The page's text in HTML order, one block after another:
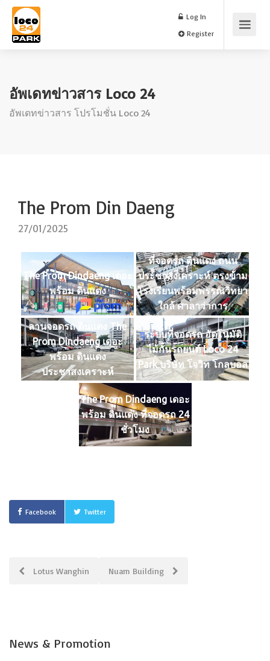
Log In
อัพเดทข่าวสาร Loco 24
อัพเดทข่าวสาร โปรโมชั่น Loco 24
The Prom Din Daeng
27/01/2025
The Prom Dindaeng เดอะ
พร้อม ดินแดง
ที่จอดรถ ดินแดง ถนน
ประชาสงเคราะห์ ตรงข้าม
โรงเรียนพร้อมพรรณวิทยา
ใกล้ ศาลาว่าการ
กรุงเทพมหานคร 2
ลานจอดรถ ดินแดง The
Prom Dindaeng เดอะ
พร้อม ดินแดง
ประชาสงเคราะห์
ระบบที่จอดรถ อัตโนมัติ
ไม้กั้นรถยนต์ Loco 24
Park บริษัท โจวิท โกลบอล
The Prom Dindaeng เดอะ
พร้อม ดินแดง ที่จอดรถ 24
ชั่วโมง
Facebook Twitter
PostLotus Wanghin Nuam Building
News & Promotion